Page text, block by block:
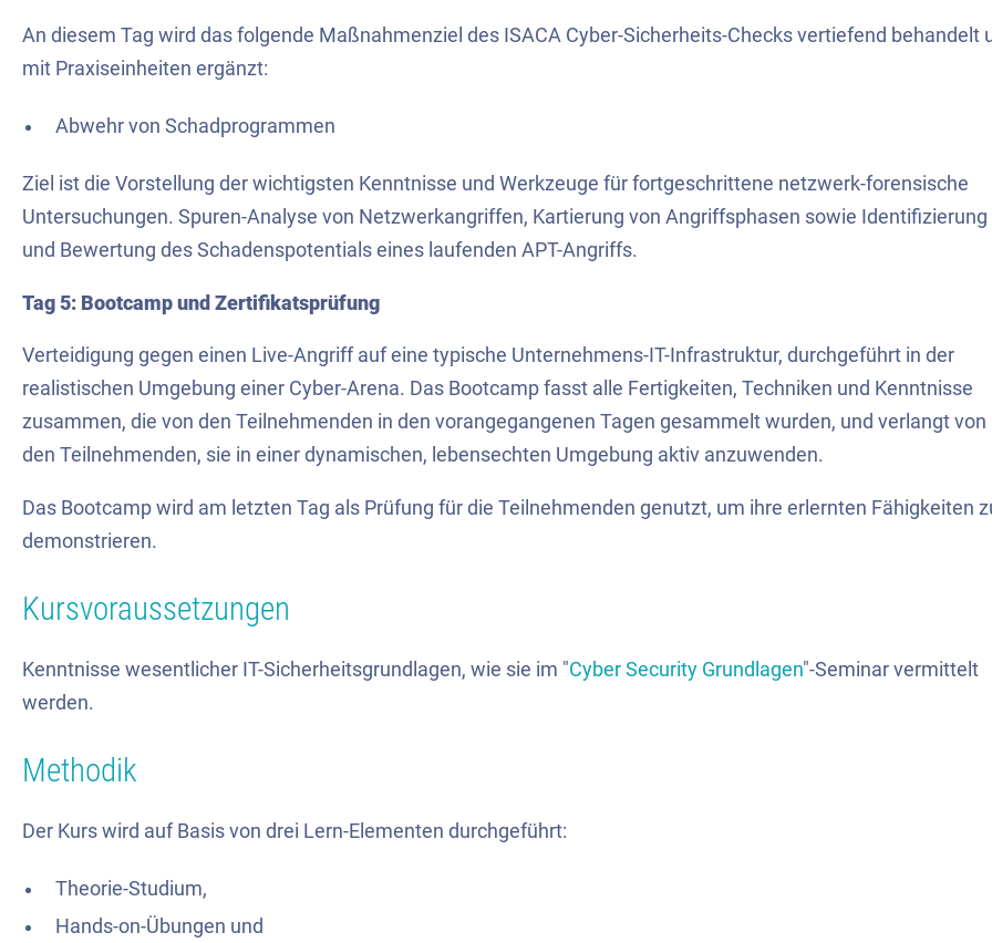
An diesem Tag wird das folgende Maßnahmenziel des ISACA Cyber-Sicherheits-Checks vertiefend behandelt
mit Praxiseinheiten ergänzt:
Abwehr von Schadprogrammen
Ziel ist die Vorstellung der wichtigsten Kenntnisse und Werkzeuge für fortgeschrittene netzwerk-forensische
Untersuchungen. Spuren-Analyse von Netzwerkangriffen, Kartierung von Angriffsphasen sowie Identifizierung
und Bewertung des Schadenspotentials eines laufenden APT-Angriffs.
Tag 5: Bootcamp und Zertifikatsprüfung
Verteidigung gegen einen Live-Angriff auf eine typische Unternehmens-IT-Infrastruktur, durchgeführt in der
realistischen Umgebung einer Cyber-Arena. Das Bootcamp fasst alle Fertigkeiten, Techniken und Kenntnisse
zusammen, die von den Teilnehmenden in den vorangegangenen Tagen gesammelt wurden, und verlangt von
den Teilnehmenden, sie in einer dynamischen, lebensechten Umgebung aktiv anzuwenden.
Das Bootcamp wird am letzten Tag als Prüfung für die Teilnehmenden genutzt, um ihre erlernten Fähigkeiten
demonstrieren.
Kursvoraussetzungen
Kenntnisse wesentlicher IT-Sicherheitsgrundlagen, wie sie im "Cyber Security Grundlagen"-Seminar vermittelt
werden.
Methodik
Der Kurs wird auf Basis von drei Lern-Elementen durchgeführt:
Theorie-Studium,
Hands-on-Übungen und